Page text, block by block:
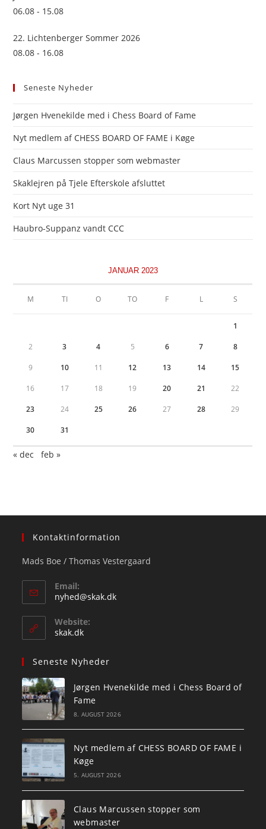
06.08 - 15.08
22. Lichtenberger Sommer 2026
08.08 - 16.08
Seneste Nyheder
Jørgen Hvenekilde med i Chess Board of Fame
Nyt medlem af CHESS BOARD OF FAME i Køge
Claus Marcussen stopper som webmaster
Skaklejren på Tjele Efterskole afsluttet
Kort Nyt uge 31
Haubro-Suppanz vandt CCC
JANUAR 2023
M TI O TO F L S
1
2 3 4 5 6 7 8
9 10 11 12 13 14 15
16 17 18 19 20 21 22
23 24 25 26 27 28 29
30 31
« dec feb »
Kontaktinformation
Mads Boe / Thomas Vestergaard
Email:
nyhed@skak.dkOpens
Website:
skak.dk
Seneste Nyheder
Jørgen Hvenekilde med i Chess Board of
Fame
8. AUGUST 2026
Nyt medlem af CHESS BOARD OF FAME i
Køge
5. AUGUST 2026
Claus Marcussen stopper som
webmaster